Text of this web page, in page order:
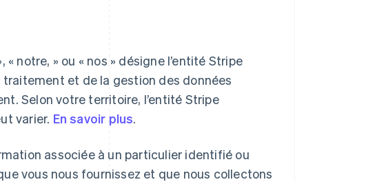
notre, » ou « nos » désigne l’entité Stripe
et de la gestion des données
Selon votre territoire, l’entité Stripe
varier. En savoir plus.
associée à un particulier identifié ou
vous nous fournissez et que nous collectons